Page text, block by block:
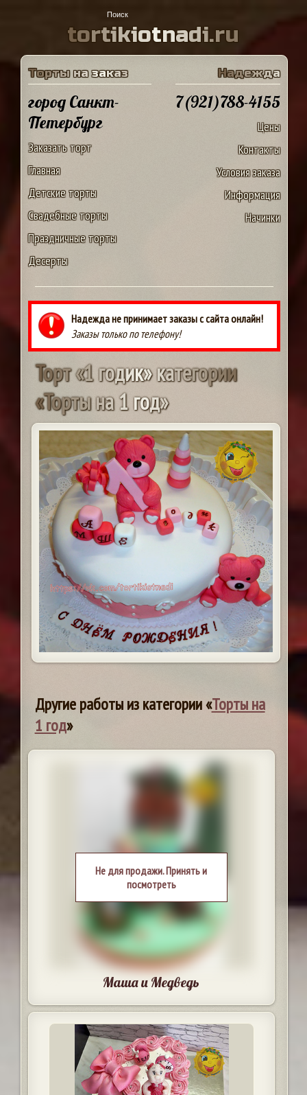
tortikiotnadi.ru
Торты на заказ
город Санкт-
Петербург
Заказать торт
Главная
Детские торты
Свадебные торты
Праздничные торты
Десерты
Надежда
7(921)788-4155
Цены
Контакты
Условия заказа
Информация
Начинки
Надежда не принимает заказы с сайта онлайн!
Заказы только по телефону!
Торт«1годик»категории
«Тортына 1год»
Другие работы из категории «Торты на
1 год»
Не для продажи. Принять и
посмотреть
Маша и Медведь